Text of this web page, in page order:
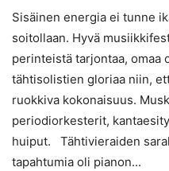
Sisäinen energia ei tunne
soitollaan. Hyvä
perinteistä tarjontaa, omaa
tähtisolistien gloriaa niin,
ruokkiva kokonaisuus.
periodiorkesterit,
huiput. Tähtivieraiden
tapahtumia oli pianon...